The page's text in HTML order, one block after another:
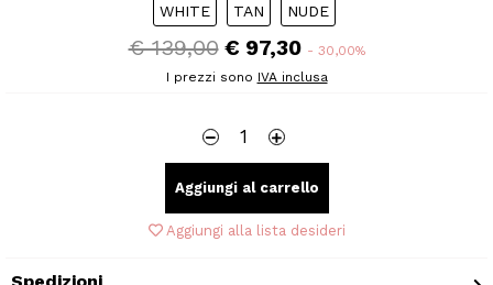
WHITE TAN NUDE
€ 139,00 € 97,30 - 30,00%
I prezzi sono IVA inclusa
Aggiungi al carrello
Aggiungi alla lista desideri
Spedizioni